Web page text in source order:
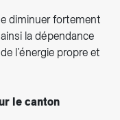
diminuer fortement
la dépendance
l’énergie propre et
le canton